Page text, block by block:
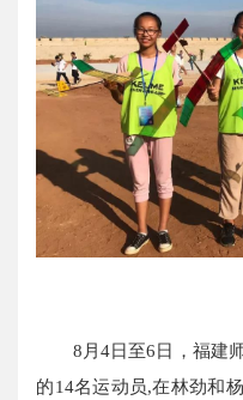
8月4日至6日，福建师
的14名运动员,在林劲和